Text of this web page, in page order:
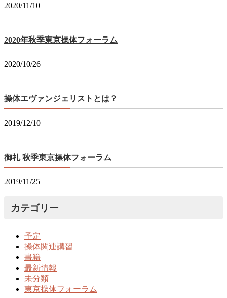
2020/11/10
2020年秋季東京操体フォーラム
2020/10/26
操体エヴァンジェリストとは？
2019/12/10
御礼 秋季東京操体フォーラム
2019/11/25
カテゴリー
予定
操体関連講習
書籍
最新情報
未分類
東京操体フォーラム